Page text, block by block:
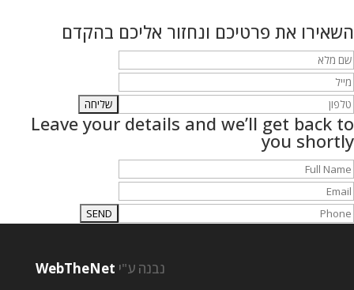
השאירו את פרטיכם ונחזור אליכם בהקדם
Leave your details and we’ll get back to
you shortly
נבנה ע"י WebTheNet